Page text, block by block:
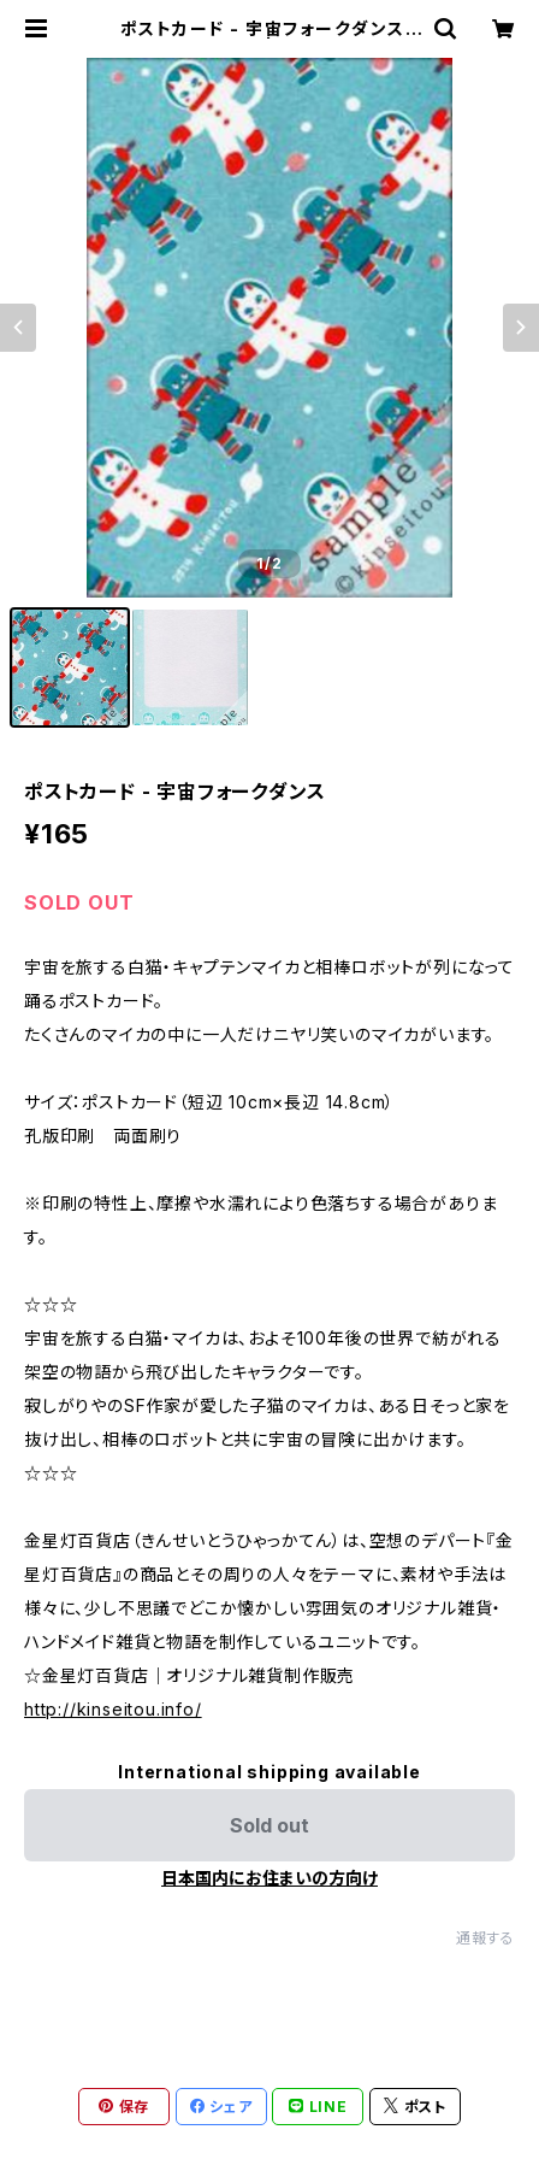
ポストカード - 宇宙フォークダンス |
1/2
ポストカード - 宇宙フォークダンス
¥165
SOLD OUT
宇宙を旅する白猫・キャプテンマイカと相棒ロボットが列になって
踊るポストカード。
たくさんのマイカの中に一人だけニヤリ笑いのマイカがいます。
サイズ：ポストカード（短辺 10cm×長辺 14.8cm）
孔版印刷 両面刷り
※印刷の特性上、摩擦や水濡れにより色落ちする場合がありま
す。
☆☆☆
宇宙を旅する白猫・マイカは、およそ100年後の世界で紡がれる
架空の物語から飛び出したキャラクターです。
寂しがりやのSF作家が愛した子猫のマイカは、ある日そっと家を
抜け出し、相棒のロボットと共に宇宙の冒険に出かけます。
☆☆☆
金星灯百貨店（きんせいとうひゃっかてん）は、空想のデパート『金
星灯百貨店』の商品とその周りの人々をテーマに、素材や手法は
様々に、少し不思議でどこか懐かしい雰囲気のオリジナル雑貨・
ハンドメイド雑貨と物語を制作しているユニットです。
☆金星灯百貨店｜オリジナル雑貨制作販売
http://kinseitou.info/
International shipping available
Sold out
日本国内にお住まいの方向け
通報する
保存 シェア LINE ポスト